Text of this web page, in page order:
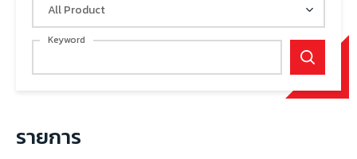
All Product
Keyword
รายการ